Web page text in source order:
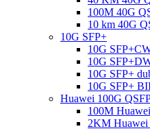
100M 40G
10 km 40G
10G SFP+
10G
10G
10G SFP+
10G SFP+
Huawei 100G
100M
2KM Huawei